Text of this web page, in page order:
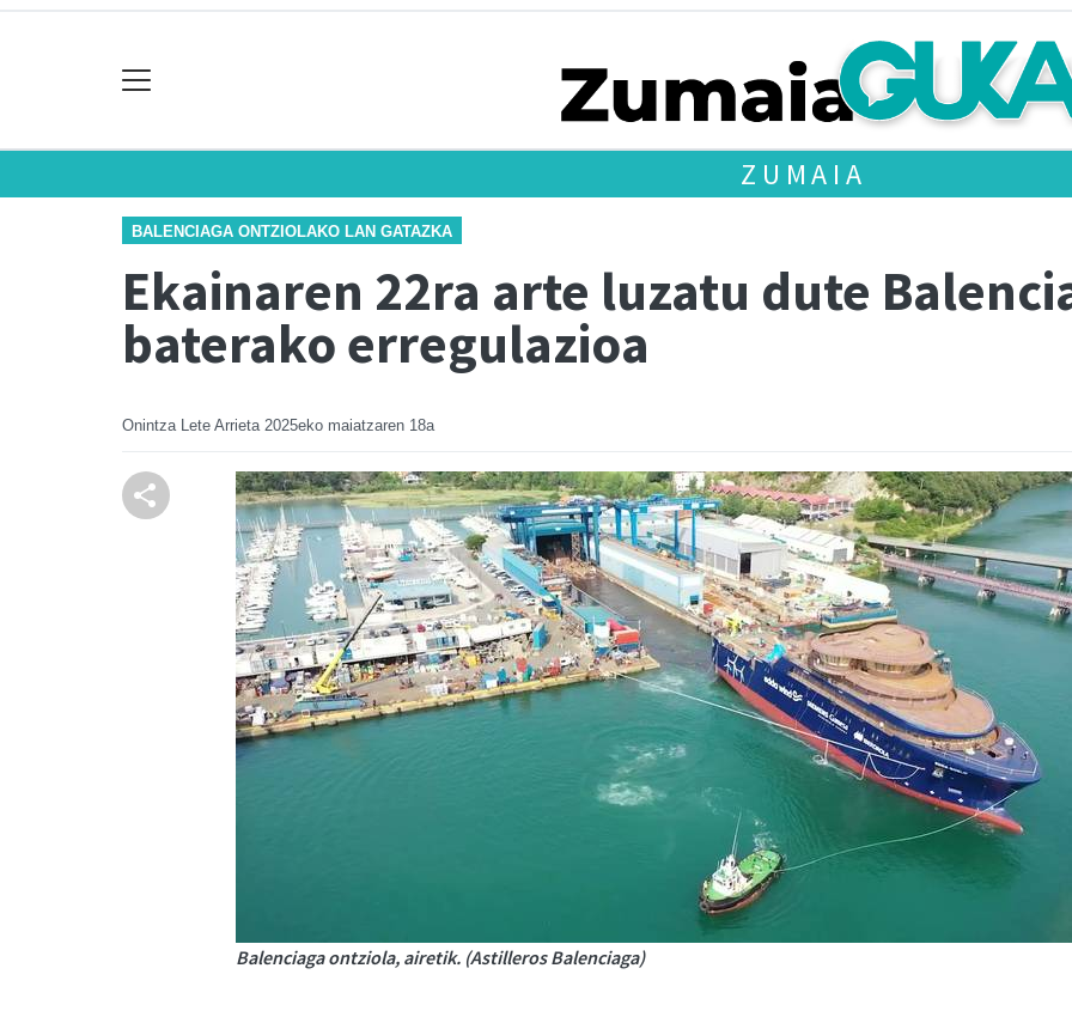
ZUMAIA
BALENCIAGA ONTZIOLAKO LAN GATAZKA
Ekainaren 22ra arte luzatu dute
baterako erregulazioa
Onintza Lete Arrieta 2025eko maiatzaren 18a
Balenciaga ontziola, airetik. (Astilleros Balenciaga)